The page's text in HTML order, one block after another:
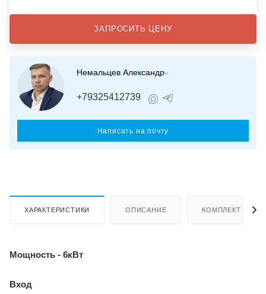
ЗАПРОСИТЬ ЦЕНУ
Немальцев Александр
+79325412739
Написать на почту
ХАРАКТЕРИСТИКИ ОПИСАНИЕ КОМПЛЕКТ
Мощность - 6кВт
Вход